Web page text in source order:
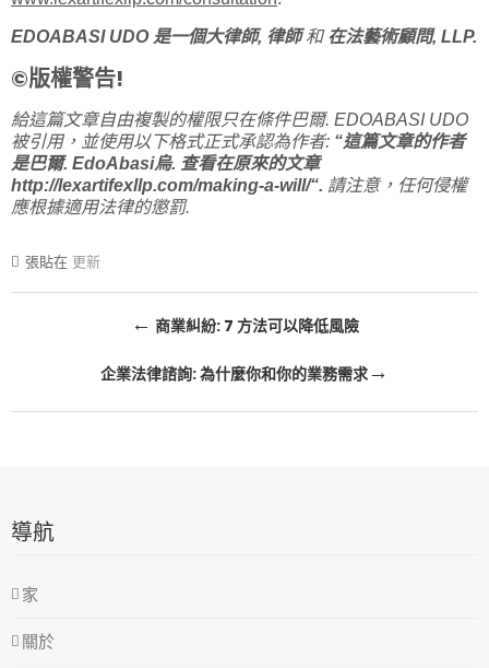
EDOABASI UDO是一個大律師, 律師和在法藝術顧問, LLP.
©版權警告!
給這篇文章自由複製的權限只在條件巴爾. EDOABASI UDO
被引用，並使用以下格式正式承認為作者: “這篇文章的作者
是巴爾. EdoAbasi烏. 查看在原來的文章
http://lexartifexllp.com/making-a-will/“. 請注意，任何侵權
應根據適用法律的懲罰.
張貼在 更新
導
← 商業糾紛: 7 方法可以降低風險
企業法律諮詢: 為什麼你和你的業務需求→
導航
家
關於